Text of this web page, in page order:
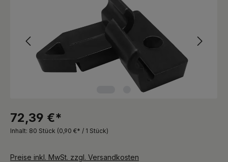
72,39 €*
Inhalt: 80 Stück (0,90 €* / 1 Stück)
Preise inkl. MwSt. zzgl. Versandkosten